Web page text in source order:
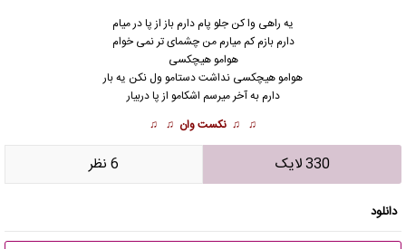
یه راهی وا کن جلو پام دارم باز از پا در میام
دارم بازم کم میارم من چشمای تر نمی خوام
هوامو هیچکسی
هوامو هیچکسی نداشت دستامو ول نکن یه بار
دارم به آخر میرسم اشکامو از پا دربیار
♫ ♫ نکست وان ♫ ♫
330 لایک 6 نظر
دانلود